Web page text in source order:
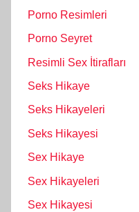
Porno Resimleri
Porno Seyret
Resimli Sex İtirafları
Seks Hikaye
Seks Hikayeleri
Seks Hikayesi
Sex Hikaye
Sex Hikayeleri
Sex Hikayesi